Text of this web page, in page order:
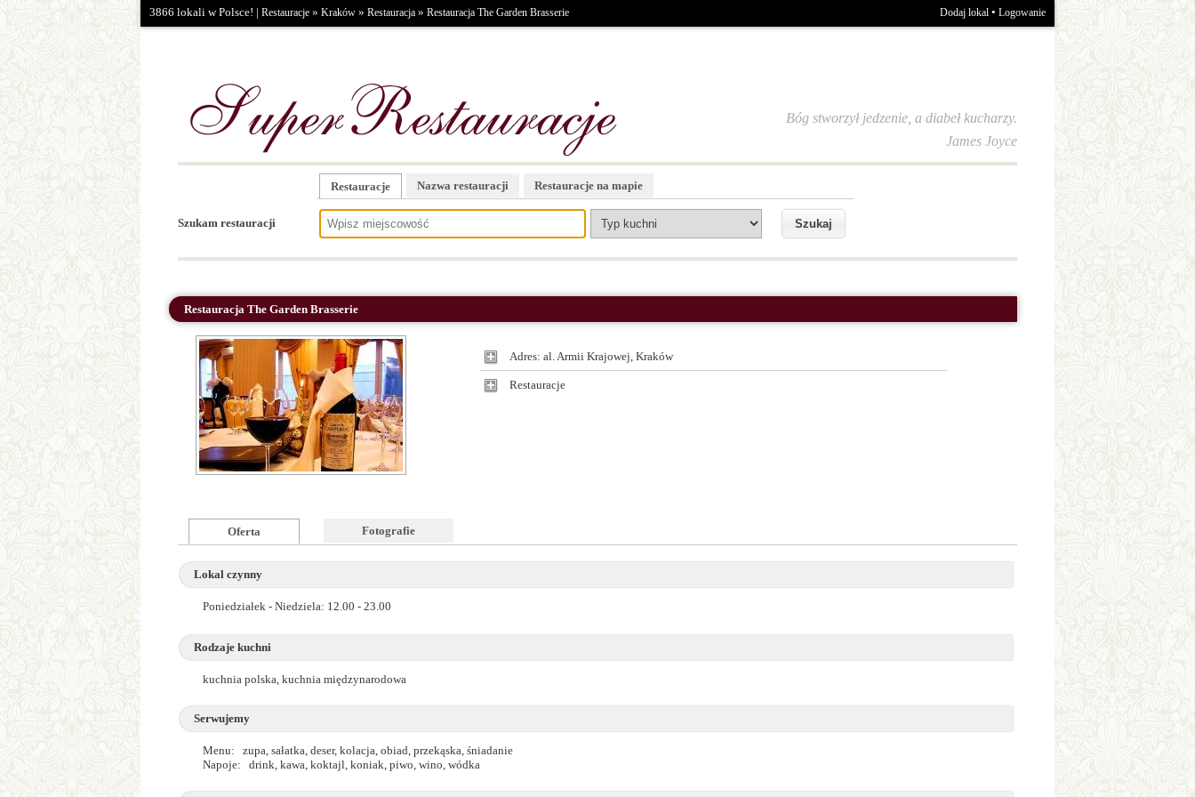
3866 lokali w Polsce! | Restauracje » Kraków » Restauracja » Restauracja The Garden Brasserie Dodaj lokal • Logowanie
Bóg stworzył jedzenie, a diabeł kucharzy.
James Joyce
Szukam restauracji
Restauracje Nazwa restauracji Restauracje na mapie
Restauracja The Garden Brasserie
Adres: al. Armii Krajowej, Kraków
Restauracje
Oferta Fotografie
Lokal czynny
Poniedziałek - Niedziela: 12.00 - 23.00
Rodzaje kuchni
kuchnia polska, kuchnia międzynarodowa
Serwujemy
Menu: zupa, sałatka, deser, kolacja, obiad, przekąska, śniadanie
Napoje: drink, kawa, koktajl, koniak, piwo, wino, wódka